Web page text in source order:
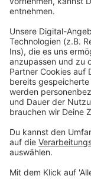
Anzeige
Christoph
sieht Finnland
Trainings seit
Finnland gilt laut
Welt. "Wer sich
Anzeige